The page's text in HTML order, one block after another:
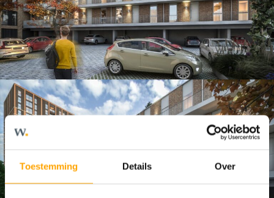
Toestemming Details Over